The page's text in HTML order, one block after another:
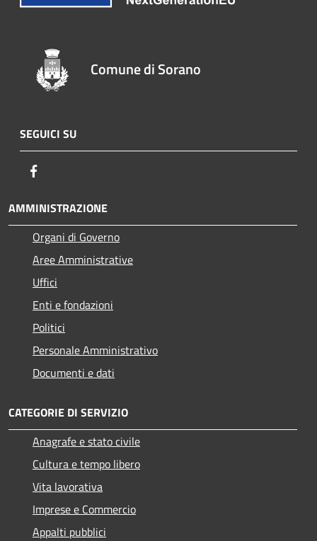
Comune di Sorano
SEGUICI SU
AMMINISTRAZIONE
Organi di Governo
Aree Amministrative
Uffici
Enti e fondazioni
Politici
Personale Amministrativo
Documenti e dati
CATEGORIE DI SERVIZIO
Anagrafe e stato civile
Cultura e tempo libero
Vita lavorativa
Imprese e Commercio
Appalti pubblici